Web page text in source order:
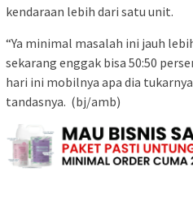
kendaraan lebih dari satu unit.
“Ya minimal masalah ini jauh
sekarang enggak bisa 50:50
hari ini mobilnya apa dia
tandasnya. (bj/amb)